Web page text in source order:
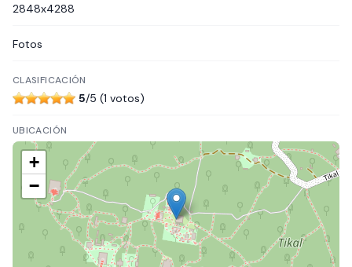
2848x4288
Fotos
CLASIFICACIÓN
5/5 (1 votos)
UBICACIÓN
+
−